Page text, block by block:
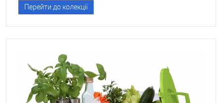
Перейти до колекції